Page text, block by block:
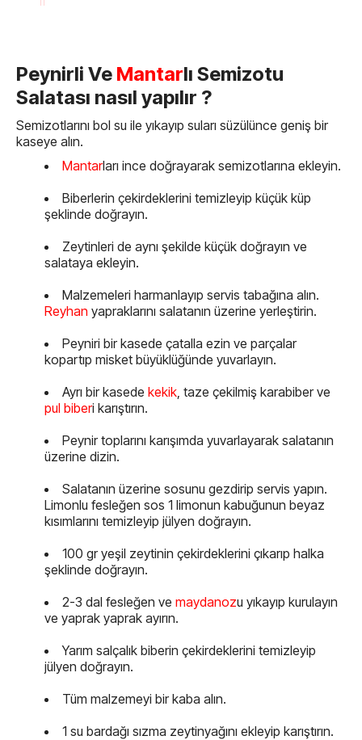
Peynirli Ve Mantarlı Semizotu
Salatası nasıl yapılır ?
Semizotlarını bol su ile yıkayıp suları süzülünce geniş bir
kaseye alın.
Mantarları ince doğrayarak semizotlarına ekleyin.
Biberlerin çekirdeklerini temizleyip küçük küp
şeklinde doğrayın.
Zeytinleri de aynı şekilde küçük doğrayın ve
salataya ekleyin.
Malzemeleri harmanlayıp servis tabağına alın.
Reyhan yapraklarını salatanın üzerine yerleştirin.
Peyniri bir kasede çatalla ezin ve parçalar
kopartıp misket büyüklüğünde yuvarlayın.
Ayrı bir kasede kekik, taze çekilmiş karabiber ve
pul biberi karıştırın.
Peynir toplarını karışımda yuvarlayarak salatanın
üzerine dizin.
Salatanın üzerine sosunu gezdirip servis yapın.
Limonlu fesleğen sos 1 limonun kabuğunun beyaz
kısımlarını temizleyip jülyen doğrayın.
100 gr yeşil zeytinin çekirdeklerini çıkarıp halka
şeklinde doğrayın.
2-3 dal fesleğen ve maydanozu yıkayıp kurulayın
ve yaprak yaprak ayırın.
Yarım salçalık biberin çekirdeklerini temizleyip
jülyen doğrayın.
Tüm malzemeyi bir kaba alın.
1 su bardağı sızma zeytinyağını ekleyip karıştırın.